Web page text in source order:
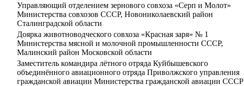
Управляющий отделением зернового совхоза «Серп и Молот»
Министерства совхозов СССР, Новониколаевский район
Сталинградской области
Доярка животноводческого совхоза «Красная заря» № 1
Министерства мясной и молочной промышленности СССР,
Малинский район Московской области
Заместитель командира лётного отряда Куйбышевского
объединённого авиационного отряда Приволжского управления
гражданской авиации Министерства гражданской авиации СССР